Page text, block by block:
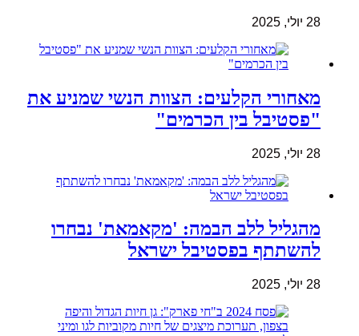
28 יולי, 2025
מאחורי הקלעים: הצוות הנשי שמניע את
"פסטיבל בין הכרמים"
28 יולי, 2025
מהגליל ללב הבמה: 'מקאמאת' נבחרו
להשתתף בפסטיבל ישראל
28 יולי, 2025